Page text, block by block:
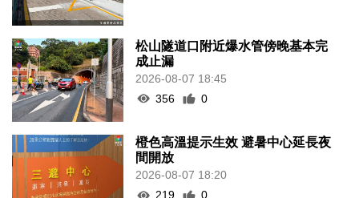
松山隧道口附近爆水管傍晚基本完
成止漏
2026-08-07 18:45
356
0
橙色高溫提示生效 避暑中心延長夜
間開放
2026-08-07 18:20
219
0